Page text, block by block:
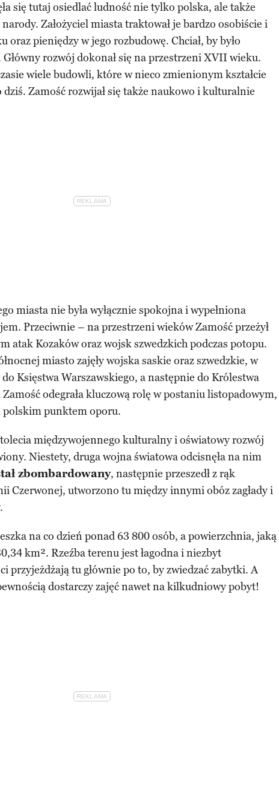
się tutaj osiedlać ludność nie tylko polska, ale także
Założyciel miasta traktował je bardzo osobiście i
oraz pieniędzy w jego rozbudowę. Chciał, by było
rozwój dokonał się na przestrzeni XVII wieku.
wiele budowli, które w nieco zmienionym kształcie
Zamość rozwijał się także naukowo i kulturalnie
miasta nie była wyłącznie spokojna i wypełniona
Przeciwnie – na przestrzeni wieków Zamość przeżył
atak Kozaków oraz wojsk szwedzkich podczas potopu.
miasto zajęły wojska saskie oraz szwedzkie, w
do Księstwa Warszawskiego, a następnie do Królestwa
odegrała kluczową rolę w postaniu listopadowym,
polskim punktem oporu.
międzywojennego kulturalny i oświatowy rozwój
Niestety, druga wojna światowa odcisnęła na nim
zbombardowany, następnie przeszedł z rąk
Czerwonej, utworzono tu między innymi obóz zagłady i
na co dzień ponad 63 800 osób, a powierzchnia, jaką
km². Rzeźba terenu jest łagodna i niezbyt
przyjeżdżają tu głównie po to, by zwiedzać zabytki. A
dostarczy zajęć nawet na kilkudniowy pobyt!